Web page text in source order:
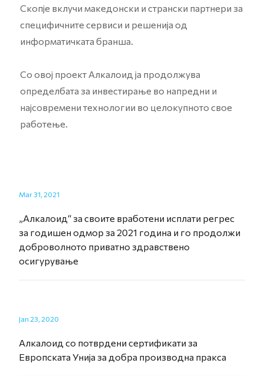
Скопје вклучи македонски и странски партнери за
специфичните сервиси и решенија од
информатичката бранша.
Со овој проект Алкалоид ја продолжува
определбата за инвестирање во напредни и
најсовремени технологии во целокупното свое
работење.
Mar 31, 2021
„Алкалоид“ за своите вработени исплати регрес
за годишен одмор за 2021 година и го продолжи
доброволното приватно здравствено
осигурување
Jan 23, 2020
Aлкалоид со потврдени сертификати за
Европската Унија за добра производна пракса